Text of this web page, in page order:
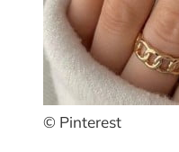
© Pinterest